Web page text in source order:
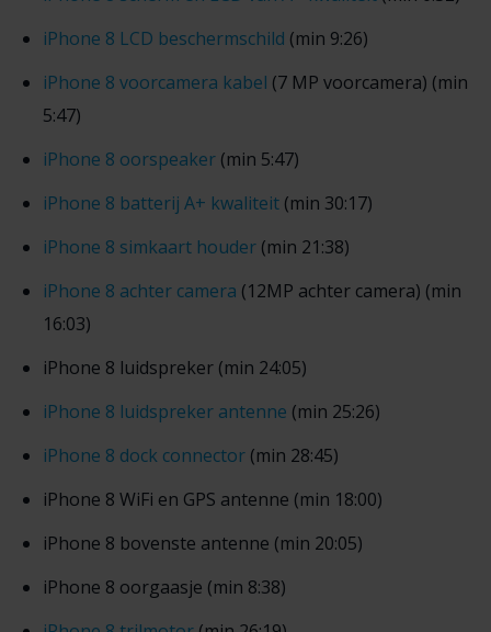
iPhone 8 LCD beschermschild (min 9:26)
iPhone 8 voorcamera kabel (7 MP voorcamera) (min
5:47)
iPhone 8 oorspeaker(min 5:47)
iPhone 8 batterij A+ kwaliteit(min 30:17)
iPhone 8 simkaart houder(min 21:38)
iPhone 8 achter camera (12MP achter camera) (min
16:03)
iPhone 8 luidspreker (min 24:05)
iPhone 8 luidspreker antenne (min 25:26)
iPhone 8 dock connector(min 28:45)
iPhone 8 WiFi en GPS antenne (min 18:00)
iPhone 8 bovenste antenne (min 20:05)
iPhone 8 oorgaasje (min 8:38)